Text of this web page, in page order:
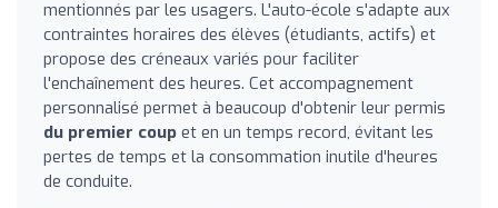
mentionnés par les usagers. L'auto-école s'adapte aux
contraintes horaires des élèves (étudiants, actifs) et
propose des créneaux variés pour faciliter
l'enchaînement des heures. Cet accompagnement
personnalisé permet à beaucoup d'obtenir leur permis
du premier coup et en un temps record, évitant les
pertes de temps et la consommation inutile d'heures
de conduite.